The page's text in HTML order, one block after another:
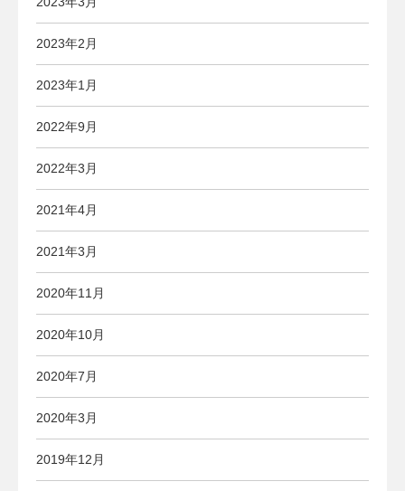
2023年2月
2023年1月
2022年9月
2022年3月
2021年4月
2021年3月
2020年11月
2020年10月
2020年7月
2020年3月
2019年12月